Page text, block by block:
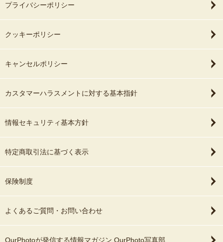
プライバシーポリシー
クッキーポリシー
キャンセルポリシー
カスタマーハラスメントに対する基本指針
情報セキュリティ基本方針
特定商取引法に基づく表示
保険制度
よくあるご質問・お問い合わせ
OurPhotoが発信する情報マガジン OurPhoto写真部